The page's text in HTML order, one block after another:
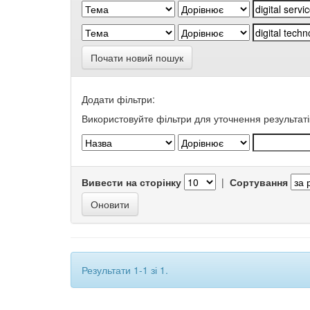
Почати новий пошук
Додати фільтри:
Використовуйте фільтри для уточнення
Вивести на сторінку | Сортування
Результати 1-1 зі 1.